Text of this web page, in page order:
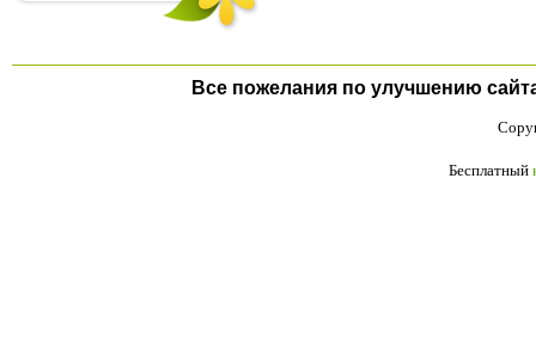
Все пожелания по улучшению
Бесплатный